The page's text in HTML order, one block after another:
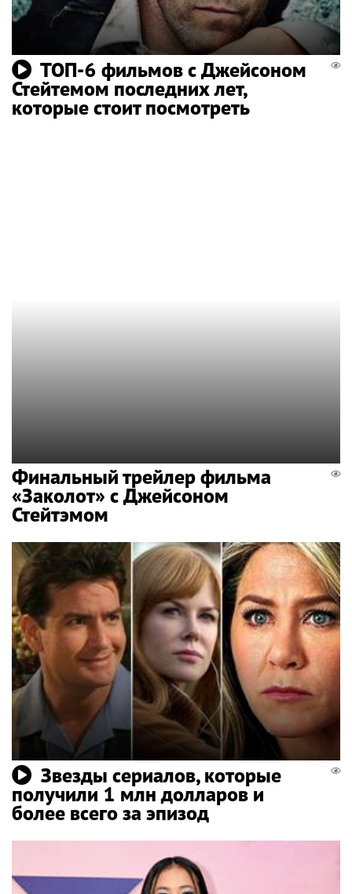
ТОП-6 фильмов с Джейсоном
Стейтемом последних лет,
которые стоит посмотреть
Финальный трейлер фильма
«Заколот» с Джейсоном
Стейтэмом
Звезды сериалов, которые
получили 1 млн долларов и
более всего за эпизод